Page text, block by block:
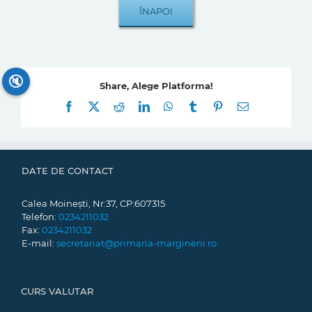
Share, Alege Platforma!
Facebook
RedditLinkedInWhatsApp
Tumblr Pinterest
E-
DATE DE CONTACT
Calea Moinești, Nr:37, CP:607315
Telefon: 0234211032
Fax: 0234211032
E-mail: secretariat@primaria-margineni.ro
CURS VALUTAR
🔇